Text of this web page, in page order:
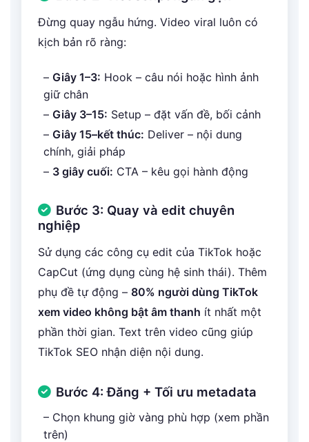
Đừng quay ngẫu hứng. Video viral luôn có
kịch bản rõ ràng:
– Giây 1–3: Hook – câu nói hoặc hình ảnh
giữ chân
– Giây 3–15: Setup – đặt vấn đề, bối cảnh
– Giây 15–kết thúc: Deliver – nội dung
chính, giải pháp
– 3 giây cuối: CTA – kêu gọi hành động
Bước 3: Quay và edit chuyên
nghiệp
Sử dụng các công cụ edit của TikTok hoặc
CapCut (ứng dụng cùng hệ sinh thái). Thêm
phụ đề tự động – 80% người dùng TikTok
xem video không bật âm thanh ít nhất một
phần thời gian. Text trên video cũng giúp
TikTok SEO nhận diện nội dung.
Bước 4: Đăng + Tối ưu metadata
– Chọn khung giờ vàng phù hợp (xem phần
trên)